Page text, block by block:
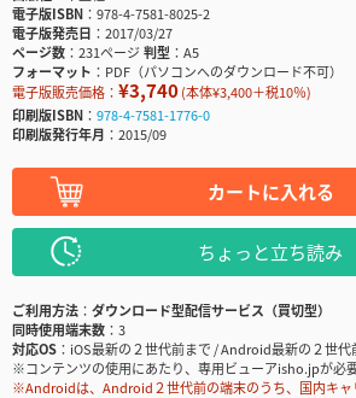
電子版ISBN
978-4-7581-8025-2
電子版発売日
2017/03/27
ページ数
231ページ判型
A5
フォーマット
PDF（パソコンへのダウンロード不可）
電子版販売価格： ¥3,740(本体¥3,400＋税10％)
印刷版ISBN
978-4-7581-1776-0
印刷版発行年月
2015/09
カートに入れる
ちょっと立ち読み
ご利用方法
ダウンロード型配信サービス（買切型）
同時使用端末数
3
対応OS
iOS最新の２世代前まで / Android最新の２世代
※コンテンツの使用にあたり、専用ビューアisho.jpが必
※Androidは、Android２世代前の端末のうち、国内キャ